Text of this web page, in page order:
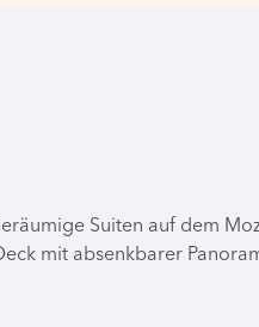
Suiten auf dem
mit absenkbarer